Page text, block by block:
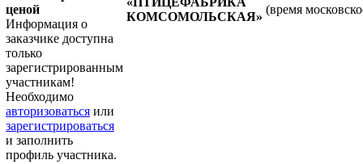
ценой
Информация о
заказчике доступна
только
зарегистрированным
участникам!
Необходимо
авторизоваться или
зарегистрироваться
и заполнить
профиль участника.
КОМСОМОЛЬСКАЯ»
(время